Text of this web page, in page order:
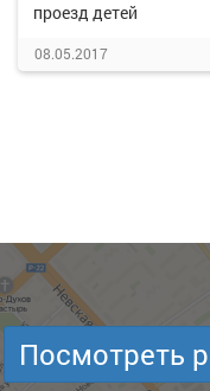
проезд детей
08.05.2017
Посмотреть